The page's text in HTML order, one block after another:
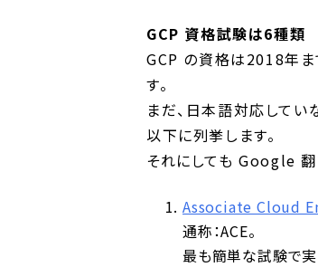
GCP 資格試験は6種類
GCP の資格は2018年ま
す。
まだ、日本語対応してい
以下に列挙します。
それにしても Google 翻
Associate Cloud
通称：ACE。
最も簡単な試験で実